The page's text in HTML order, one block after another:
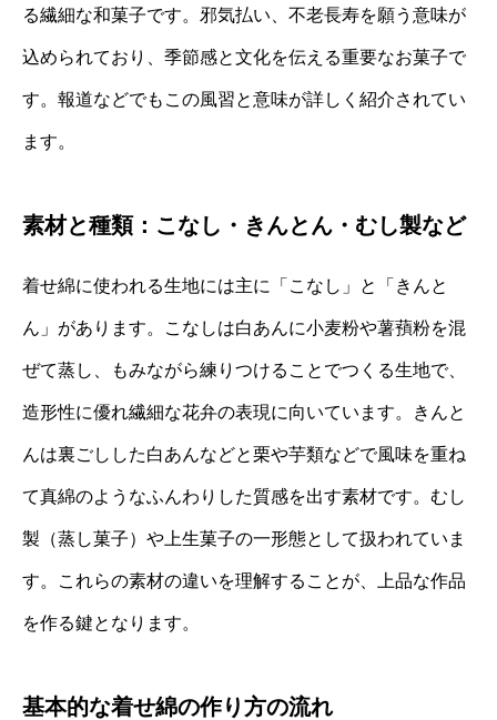
る繊細な和菓子です。邪気払い、不老長寿を願う意味が
込められており、季節感と文化を伝える重要なお菓子で
す。報道などでもこの風習と意味が詳しく紹介されてい
ます。
素材と種類：こなし・きんとん・むし製など
着せ綿に使われる生地には主に「こなし」と「きんと
ん」があります。こなしは白あんに小麦粉や薯蕷粉を混
ぜて蒸し、もみながら練りつけることでつくる生地で、
造形性に優れ繊細な花弁の表現に向いています。きんと
んは裏ごしした白あんなどと栗や芋類などで風味を重ね
て真綿のようなふんわりした質感を出す素材です。むし
製（蒸し菓子）や上生菓子の一形態として扱われていま
す。これらの素材の違いを理解することが、上品な作品
を作る鍵となります。
基本的な着せ綿の作り方の流れ